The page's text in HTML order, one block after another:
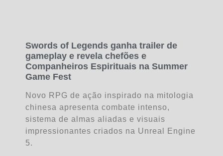
Swords of Legends ganha trailer de
gameplay e revela chefões e
Companheiros Espirituais na Summer
Game Fest
Novo RPG de ação inspirado na mitologia
chinesa apresenta combate intenso,
sistema de almas aliadas e visuais
impressionantes criados na Unreal Engine
5.